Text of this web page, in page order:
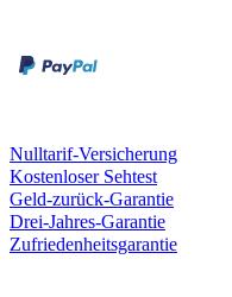
Nulltarif-Versicherung
Kostenloser Sehtest
Geld-zurück-Garantie
Drei-Jahres-Garantie
Zufriedenheitsgarantie